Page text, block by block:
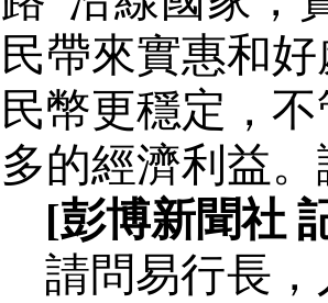
民帶來實惠和
民幣更穩定，
多的經濟利益
[彭博新聞社
請問易行長